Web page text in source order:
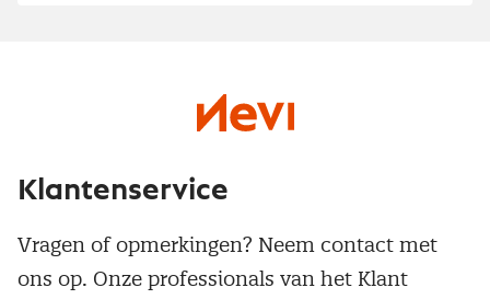
Klantenservice
Vragen of opmerkingen? Neem contact met
ons op. Onze professionals van het Klant